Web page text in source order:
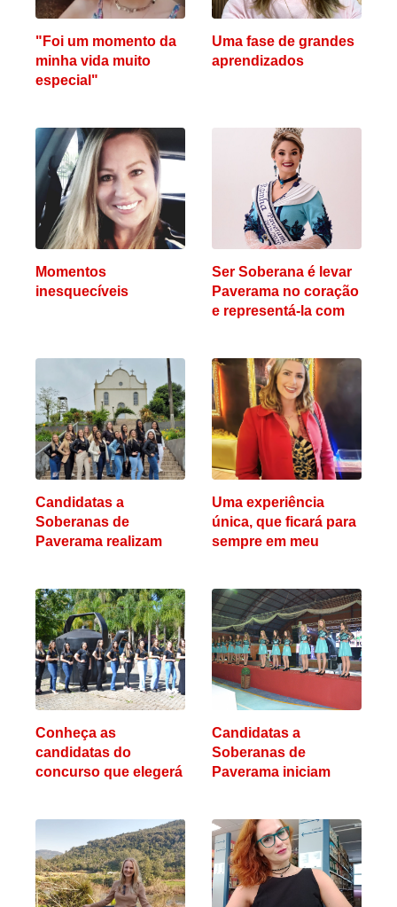
"Foi um momento da
minha vida muito
especial"
Uma fase de grandes
aprendizados
Momentos
inesquecíveis
Ser Soberana é levar
Paverama no coração
e representá-la com
Candidatas a
Soberanas de
Paverama realizam
Uma experiência
única, que ficará para
sempre em meu
Conheça as
candidatas do
concurso que elegerá
Candidatas a
Soberanas de
Paverama iniciam